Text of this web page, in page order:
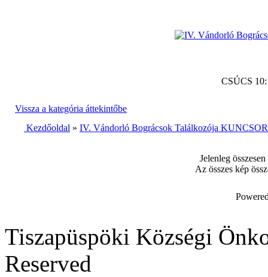
CSÚCS
Vissza a kategória áttekintőbe
Kezdőoldal » IV. Vándorló Bográcsok Találkozója
Jelenleg
Az összes kép
Tiszapüspöki Községi
Reserved